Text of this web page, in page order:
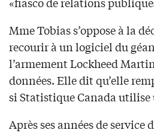
Mme Tobias s’oppose à la
recourir à un logiciel du
l’armement Lockheed
données. Elle dit qu’elle
si Statistique Canada
Après ses années de service